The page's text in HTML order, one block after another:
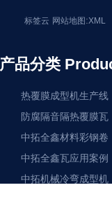
标签云 网站地图 :XML
产品分类
热覆膜成型机生产线
防腐隔音隔热覆膜瓦
中拓全鑫材料彩钢卷
中拓全鑫瓦应用案例
中拓机械冷弯成型机